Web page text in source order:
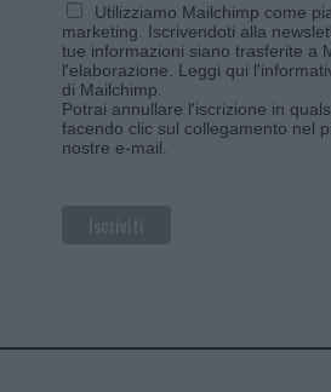
Utilizziamo Mailchimp come
marketing. Iscrivendoti alla
tue informazioni siano trasferite a
l'elaborazione. Leggi qui
di Mailchimp
Potrai annullare l'iscrizione in
facendo clic sul collegamento nel
nostre e-mail.